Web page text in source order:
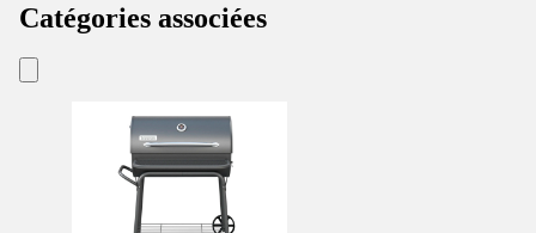
Catégories associées